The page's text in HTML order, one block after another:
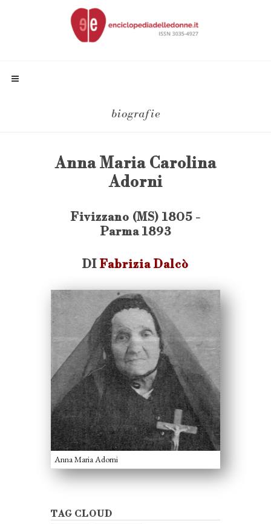
biografie
Anna Maria Carolina
Adorni
Fivizzano (MS) 1805 -
Parma 1893
DI Fabrizia Dalcò
Anna Maria Adorni
TAG CLOUD